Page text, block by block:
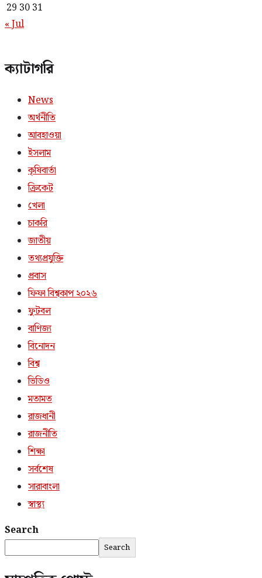
29 30 31
« Jul
ক্যাটাগরি
News
অর্থনীতি
আবহাওয়া
ইসলাম
কৃষিবার্তা
ক্রিকেট
খেলা
চাকরি
জাতীয়
তথ্যপ্রযুক্তি
প্রবাস
ফিফা বিশ্বকাপ ২০২৬
ফুটবল
বাণিজ্য
বিনোদন
বিশ্ব
ভিডিও
মতামত
রাজধানী
রাজনীতি
শিক্ষা
সর্বশেষ
সারাবাংলা
স্বাস্থ্য
Search
Search